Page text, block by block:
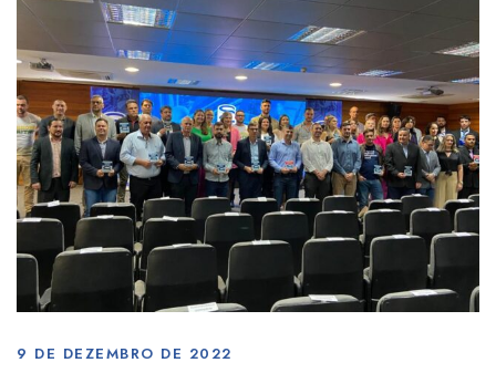
9 DE DEZEMBRO DE 2022